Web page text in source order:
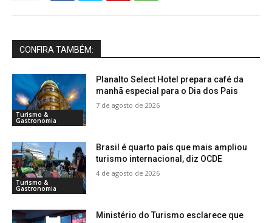
CONFIRA TAMBÉM:
Turismo &
Gastronomia
Planalto Select Hotel prepara café da
manhã especial para o Dia dos Pais
7 de agosto de 2026
Turismo &
Gastronomia
Brasil é quarto país que mais ampliou
turismo internacional, diz OCDE
4 de agosto de 2026
Ministério do Turismo esclarece que